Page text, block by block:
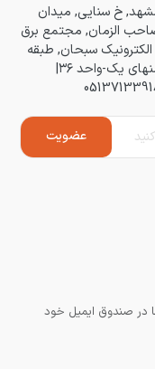
خ سنایی, میدان
الزمان, مجتمع برق
سبحان, طبقه
یک-واحد ۳۶|
در صندوق ایمیل خود